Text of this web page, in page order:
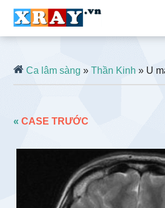
Ca lâm sàng »Thần Kinh » U
«CASE TRƯỚC